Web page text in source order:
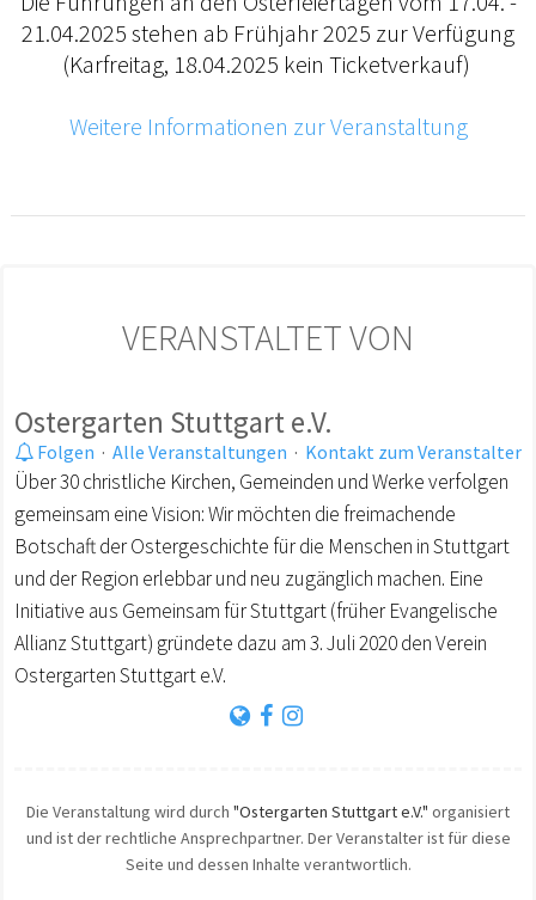
21.04.2025 stehen ab Frühjahr 2025 zur Verfügung
(Karfreitag, 18.04.2025 kein Ticketverkauf)
Weitere Informationen zur Veranstaltung
VERANSTALTET VON
Ostergarten Stuttgart e.V.
Folgen · Alle Veranstaltungen · Kontakt zum Veranstalter
Über 30 christliche Kirchen, Gemeinden und Werke verfolgen
gemeinsam eine Vision: Wir möchten die freimachende
Botschaft der Ostergeschichte für die Menschen in Stuttgart
und der Region erlebbar und neu zugänglich machen. Eine
Initiative aus Gemeinsam für Stuttgart (früher Evangelische
Allianz Stuttgart) gründete dazu am 3. Juli 2020 den Verein
Ostergarten Stuttgart e.V.
Die Veranstaltung wird durch "Ostergarten Stuttgart e.V." organisiert
und ist der rechtliche Ansprechpartner. Der Veranstalter ist für diese
Seite und dessen Inhalte verantwortlich.